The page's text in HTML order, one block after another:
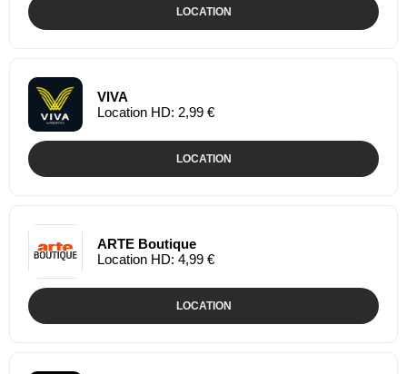
LOCATION
VIVA
Location HD: 2,99 €
LOCATION
ARTE Boutique
Location HD: 4,99 €
LOCATION